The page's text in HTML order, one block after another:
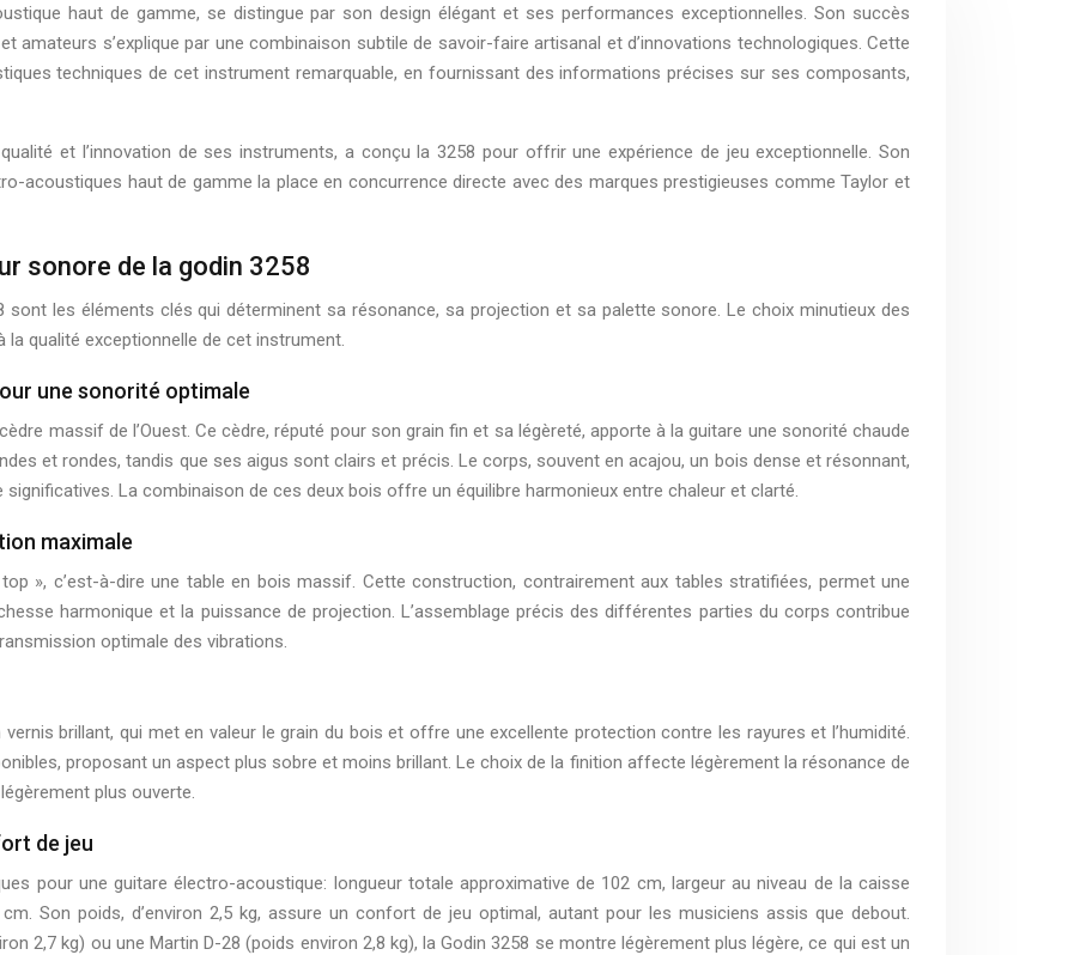
haut de gamme, se distingue par son design élégant et ses performances exceptionnelles. Son succès
amateurs s’explique par une combinaison subtile de savoir-faire artisanal et d’innovations technologiques. Cette
techniques de cet instrument remarquable, en fournissant des informations précises sur ses composants,
et l’innovation de ses instruments, a conçu la 3258 pour offrir une expérience de jeu exceptionnelle. Son
acoustiques haut de gamme la place en concurrence directe avec des marques prestigieuses comme Taylor et
sonore de la godin 3258
sont les éléments clés qui déterminent sa résonance, sa projection et sa palette sonore. Le choix minutieux des
qualité exceptionnelle de cet instrument.
une sonorité optimale
massif de l’Ouest. Ce cèdre, réputé pour son grain fin et sa légèreté, apporte à la guitare une sonorité chaude
et rondes, tandis que ses aigus sont clairs et précis. Le corps, souvent en acajou, un bois dense et résonnant,
La combinaison de ces deux bois offre un équilibre harmonieux entre chaleur et clarté.
maximale
», c’est-à-dire une table en bois massif. Cette construction, contrairement aux tables stratifiées, permet une
harmonique et la puissance de projection. L’assemblage précis des différentes parties du corps contribue
optimale des vibrations.
brillant, qui met en valeur le grain du bois et offre une excellente protection contre les rayures et l’humidité.
proposant un aspect plus sobre et moins brillant. Le choix de la finition affecte légèrement la résonance de
plus ouverte.
de jeu
pour une guitare électro-acoustique: longueur totale approximative de 102 cm, largeur au niveau de la caisse
Son poids, d’environ 2,5 kg, assure un confort de jeu optimal, autant pour les musiciens assis que debout.
2,7 kg) ou une Martin D-28 (poids environ 2,8 kg), la Godin 3258 se montre légèrement plus légère, ce qui est un